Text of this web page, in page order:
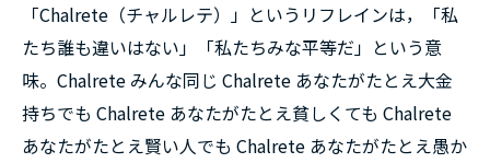
「Chalrete（チャルレテ）」というリフレインは，「私
たち誰も違いはない」「私たちみな平等だ」という意
味。Chalrete みんな同じ Chalrete あなたがたとえ大金
持ちでも Chalrete あなたがたとえ貧しくても Chalrete
あなたがたとえ賢い人でも Chalrete あなたがたとえ愚か